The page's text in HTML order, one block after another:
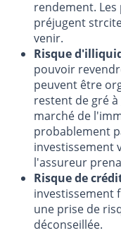
rendement.
préjugent
venir.
Risque
pouvoir
peuvent être
restent de gré
marché de
probablement
investissement
l'assureur
Risque de
investissement
une prise de
déconseillée.